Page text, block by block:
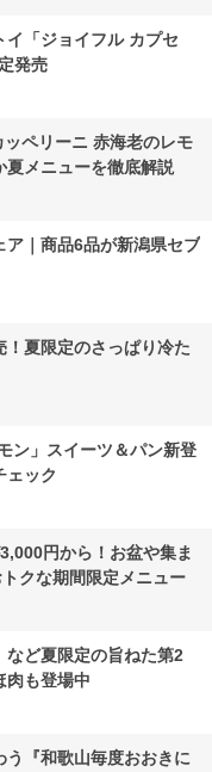
イ「ジョイフル カプセ
発売
ペリーニ 赤海老のレモ
夏メニューを徹底解説
｜商品6品が新潟県セブ
夏限定のさっぱり冷た
ン」スイーツ＆パン新登
ェック
円から！お盆や集ま
クな期間限定メニュー
など夏限定の旨ねた第2
肉も登場中
う『和歌山毎度おおきに